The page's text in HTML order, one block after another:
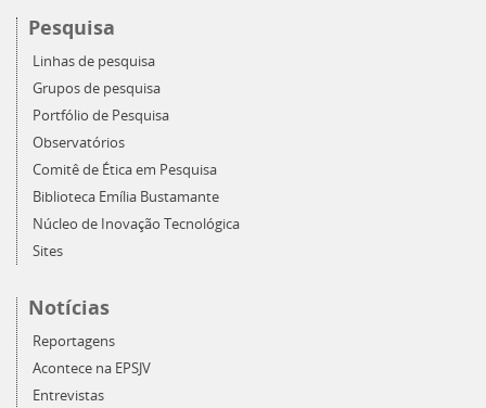
Pesquisa
Linhas de pesquisa
Grupos de pesquisa
Portfólio de Pesquisa
Observatórios
Comitê de Ética em Pesquisa
Biblioteca Emília Bustamante
Núcleo de Inovação Tecnológica
Sites
Notícias
Reportagens
Acontece na EPSJV
Entrevistas